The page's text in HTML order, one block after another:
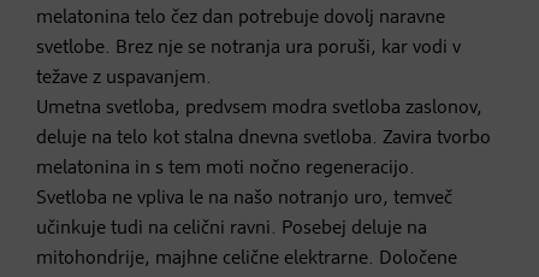
melatonina telo čez dan potrebuje dovolj naravne
svetlobe. Brez nje se notranja ura poruši, kar vodi v
težave z uspavanjem.
Umetna svetloba, predvsem modra svetloba zaslonov,
deluje na telo kot stalna dnevna svetloba. Zavira tvorbo
melatonina in s tem moti nočno regeneracijo.
Svetloba ne vpliva le na našo notranjo uro, temveč
učinkuje tudi na celični ravni. Posebej deluje na
mitohondrije, majhne celične elektrarne. Določene